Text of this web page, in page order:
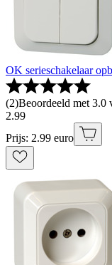
OK serieschakelaar
(2)Beoordeeld met 3.0
2.99
Prijs: 2.99 euro